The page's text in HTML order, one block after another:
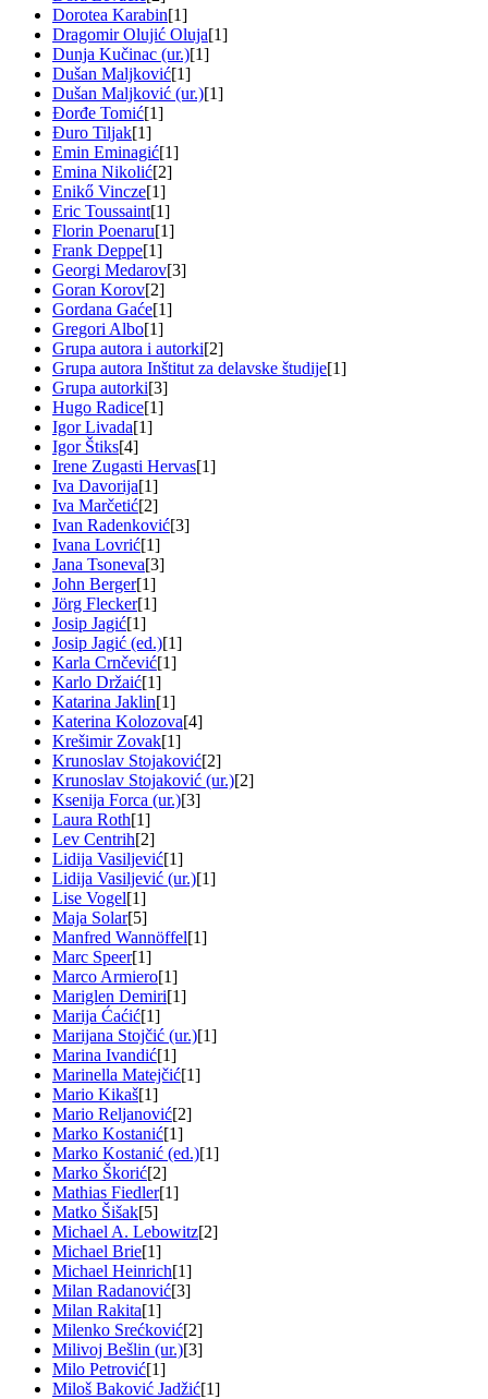
Dorotea Karabin[1]
Dragomir Olujić Oluja[1]
Dunja Kučinac (ur.)[1]
Dušan Maljković[1]
Dušan Maljković (ur.)[1]
Đorđe Tomić[1]
Đuro Tiljak[1]
Emin Eminagić[1]
Emina Nikolić[2]
Enikő Vincze[1]
Eric Toussaint[1]
Florin Poenaru[1]
Frank Deppe[1]
Georgi Medarov[3]
Goran Korov[2]
Gordana Gaće[1]
Gregori Albo[1]
Grupa autora i autorki[2]
Grupa autora Inštitut za delavske študije[1]
Grupa autorki[3]
Hugo Radice[1]
Igor Livada[1]
Igor Štiks[4]
Irene Zugasti Hervas[1]
Iva Davorija[1]
Iva Marčetić[2]
Ivan Radenković[3]
Ivana Lovrić[1]
Jana Tsoneva[3]
John Berger[1]
Jörg Flecker[1]
Josip Jagić[1]
Josip Jagić (ed.)[1]
Karla Crnčević[1]
Karlo Držaić[1]
Katarina Jaklin[1]
Katerina Kolozova[4]
Krešimir Zovak[1]
Krunoslav Stojaković[2]
Krunoslav Stojaković (ur.)[2]
Ksenija Forca (ur.)[3]
Laura Roth[1]
Lev Centrih[2]
Lidija Vasiljević[1]
Lidija Vasiljević (ur.)[1]
Lise Vogel[1]
Maja Solar[5]
Manfred Wannöffel[1]
Marc Speer[1]
Marco Armiero[1]
Mariglen Demiri[1]
Marija Ćaćić[1]
Marijana Stojčić (ur.)[1]
Marina Ivandić[1]
Marinella Matejčić[1]
Mario Kikaš[1]
Mario Reljanović[2]
Marko Kostanić[1]
Marko Kostanić (ed.)[1]
Marko Škorić[2]
Mathias Fiedler[1]
Matko Šišak[5]
Michael A. Lebowitz[2]
Michael Brie[1]
Michael Heinrich[1]
Milan Radanović[3]
Milan Rakita[1]
Milenko Srećković[2]
Milivoj Bešlin (ur.)[3]
Milo Petrović[1]
Miloš Baković Jadžić[1]